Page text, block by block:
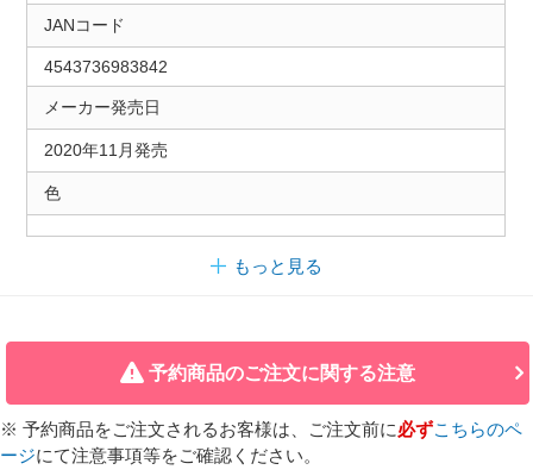
JANコード
4543736983842
メーカー発売日
2020年11月発売
色
もっと見る
予約商品のご注文に関する注意
※ 予約商品をご注文されるお客様は、ご注文前に必ずこちらのペ
ージにて注意事項等をご確認ください。